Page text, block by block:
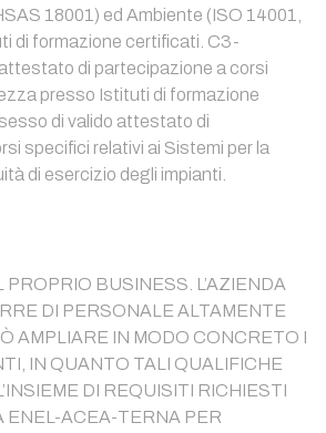
18001) ed Ambiente (ISO 14001,
di formazione certificati. C3-
di partecipazione a corsi
presso Istituti di formazione
di valido attestato di
specifici relativi ai Sistemi per la
di esercizio degli impianti.
BUSINESS. L’AZIENDA
DI PERSONALE ALTAMENTE
AMPLIARE IN MODO CONCRETO I
IN QUANTO TALI QUALIFICHE
DI REQUISITI RICHIESTI
ENEL-ACEA-TERNA PER